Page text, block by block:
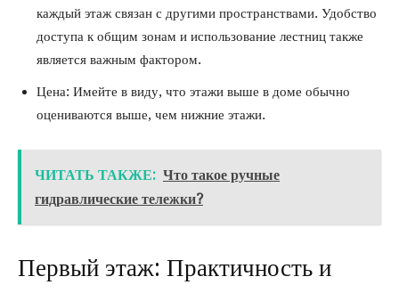
каждый этаж связан с другими пространствами. Удобство
доступа к общим зонам и использование лестниц также
является важным фактором.
Цена: Имейте в виду, что этажи выше в доме обычно
оцениваются выше, чем нижние этажи.
ЧИТАТЬ ТАКЖЕ: Что такое ручные
гидравлические тележки?
Первый этаж: Практичность и